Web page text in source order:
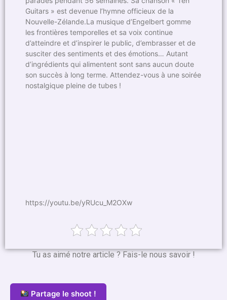
Guitars » est devenue l’hymne officieux de la
Nouvelle-Zélande.La musique d’Engelbert gomme
les frontières temporelles et sa voix continue
d’atteindre et d’inspirer le public, d’embrasser et de
susciter des sentiments et des émotions… Autant
d’ingrédients qui alimentent sont sans aucun doute
son succès à long terme. Attendez-vous à une soirée
nostalgique pleine de tubes !
https://youtu.be/yRUcu_M2OXw
Tu as aimé notre article ? Fais-le nous savoir !
Partage le shoot !